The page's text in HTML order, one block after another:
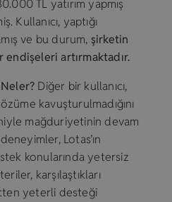
TL yatırım yapmış
Kullanıcı, yaptığı
ve bu durum, şirketin
endişeleri artırmaktadır.
Diğer bir kullanıcı,
kavuşturulmadığını
mağduriyetinin devam
Lotas’ın
konularında yetersiz
karşılaştıkları
yeterli desteği